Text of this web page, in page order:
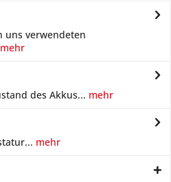
uns verwendeten
mehr
des Akkus... mehr
mehr